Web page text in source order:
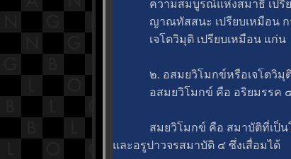
ความสมบูรณ์แห่งสมาธิ เปรียบ
ญาณทัสสนะ เปรียบเหมือน ก
เจโตวิมุติ เปรียบเหมือน แก่น
๒. อสมยวิโมกข์หรือเจโตวิมุติ
อสมยวิโมกข์ คือ อริยมรรค ๔,
สมยวิโมกข์ คือ สมาบัติที่เป็นโ
ละอรูปาวจรสมาบัติ ๔ ซึ่งเสื่อมได้